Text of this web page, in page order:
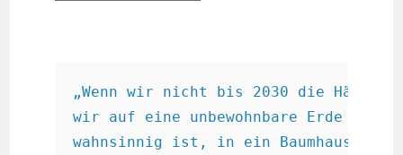
„Wenn wir nicht bis 2030 die Hälfte
wir auf eine unbewohnbare Erde zu.
wahnsinnig ist, in ein Baumhaus auf